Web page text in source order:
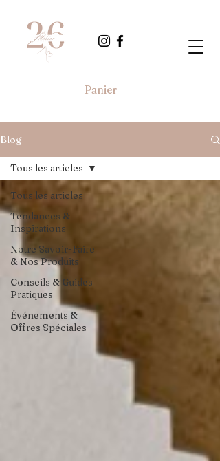
Panier
Blog
Tous les articles
Tendances &
Inspirations
Notre Savoir-Faire
& Nos Produits
Conseils & Guides
Pratiques
Événements &
Offres Spéciales
Tous les articles